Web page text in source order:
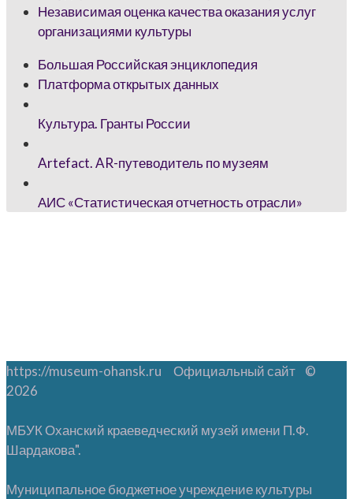
Независимая оценка качества оказания услуг
организациями культуры
Большая Российская энциклопедия
Платформа открытых данных
Культура. Гранты России
Artefact. AR-путеводитель по музеям
АИС «Статистическая отчетность отрасли»
https://museum-ohansk.ru Официальный сайт ©
2026
МБУК Оханский краеведческий музей имени П.Ф.
Шардакова".
Муниципальное бюджетное учреждение культуры